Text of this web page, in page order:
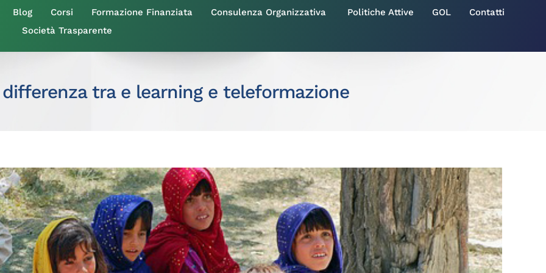
Blog Corsi Formazione Finanziata Consulenza Organizzativa ​​ Politiche Attive GOL
Contatti
Società Trasparente
tra e learning e teleformazione